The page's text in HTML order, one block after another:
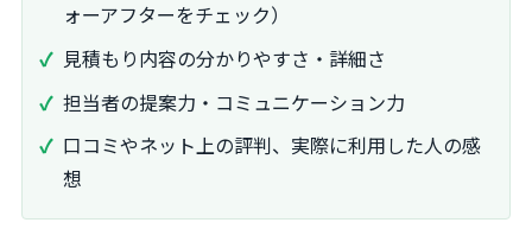
ォーアフターをチェック）
見積もり内容の分かりやすさ・詳細さ
担当者の提案力・コミュニケーション力
口コミやネット上の評判、実際に利用した人の感
想